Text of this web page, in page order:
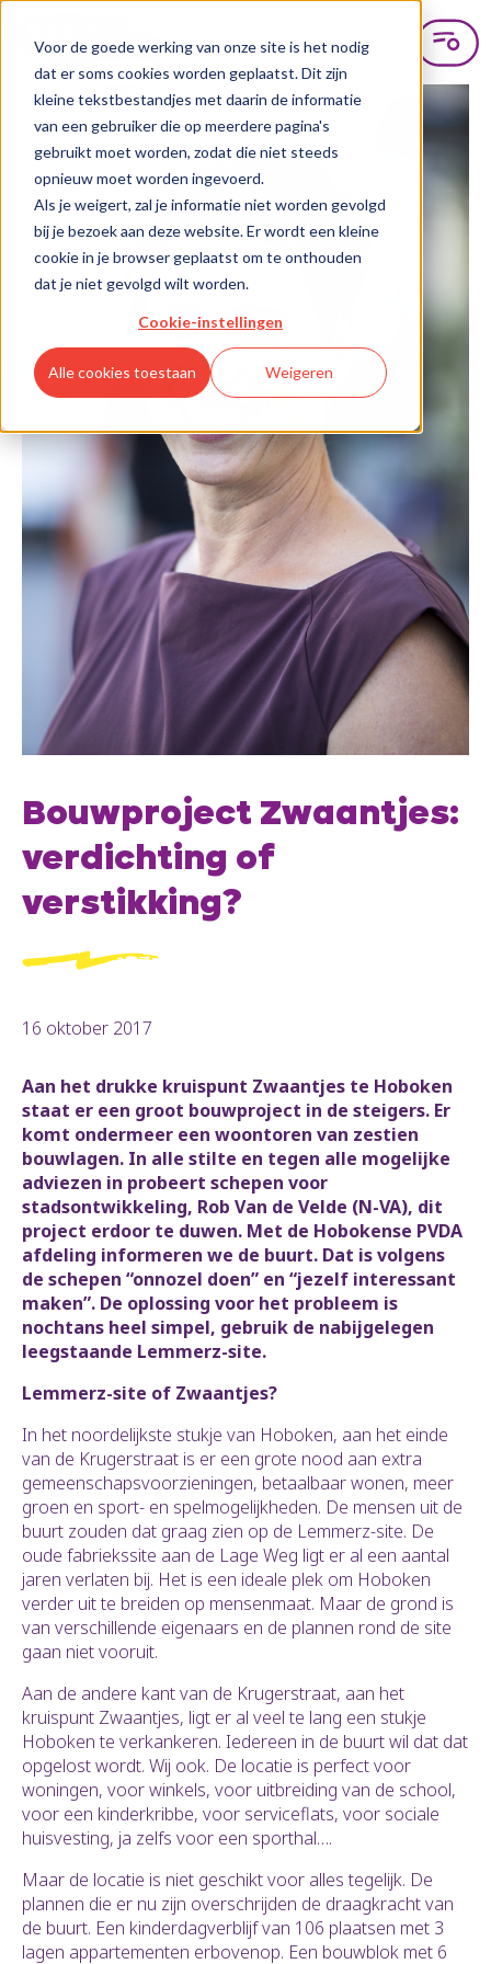
Voor de goede werking van onze site is het nodig
dat er soms cookies worden geplaatst. Dit zijn
kleine tekstbestandjes met daarin de informatie
van een gebruiker die op meerdere pagina's
gebruikt moet worden, zodat die niet steeds
opnieuw moet worden ingevoerd.
Als je weigert, zal je informatie niet worden gevolgd
bij je bezoek aan deze website. Er wordt een kleine
cookie in je browser geplaatst om te onthouden
dat je niet gevolgd wilt worden.
Cookie-instellingen
Alle cookies toestaan Weigeren
Bouwproject Zwaantjes:
verdichting of
verstikking?
16 oktober 2017
Aan het drukke kruispunt Zwaantjes te Hoboken
staat er een groot bouwproject in de steigers. Er
komt ondermeer een woontoren van zestien
bouwlagen. In alle stilte en tegen alle mogelijke
adviezen in probeert schepen voor
stadsontwikkeling, Rob Van de Velde (N-VA), dit
project erdoor te duwen. Met de Hobokense PVDA
afdeling informeren we de buurt. Dat is volgens
de schepen “onnozel doen” en “jezelf interessant
maken”. De oplossing voor het probleem is
nochtans heel simpel, gebruik de nabijgelegen
leegstaande Lemmerz-site.
Lemmerz-site of Zwaantjes?
In het noordelijkste stukje van Hoboken, aan het einde
van de Krugerstraat is er een grote nood aan extra
gemeenschapsvoorzieningen, betaalbaar wonen, meer
groen en sport- en spelmogelijkheden. De mensen uit de
buurt zouden dat graag zien op de Lemmerz-site. De
oude fabriekssite aan de Lage Weg ligt er al een aantal
jaren verlaten bij. Het is een ideale plek om Hoboken
verder uit te breiden op mensenmaat. Maar de grond is
van verschillende eigenaars en de plannen rond de site
gaan niet vooruit.
Aan de andere kant van de Krugerstraat, aan het
kruispunt Zwaantjes, ligt er al veel te lang een stukje
Hoboken te verkankeren. Iedereen in de buurt wil dat dat
opgelost wordt. Wij ook. De locatie is perfect voor
woningen, voor winkels, voor uitbreiding van de school,
voor een kinderkribbe, voor serviceflats, voor sociale
huisvesting, ja zelfs voor een sporthal….
Maar de locatie is niet geschikt voor alles tegelijk. De
plannen die er nu zijn overschrijden de draagkracht van
de buurt. Een kinderdagverblijf van 106 plaatsen met 3
lagen appartementen erbovenop. Een bouwblok met 6